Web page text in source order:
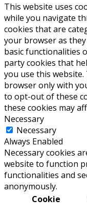
This website uses
while you navigate
cookies that are
your browser as
basic functionalities
party cookies that
you use this
browser only with
to opt-out of these
these cookies may
Necessary
Necessary
Always Enabled
Necessary cookies
website to function
functionalities and
anonymously.
Cookie